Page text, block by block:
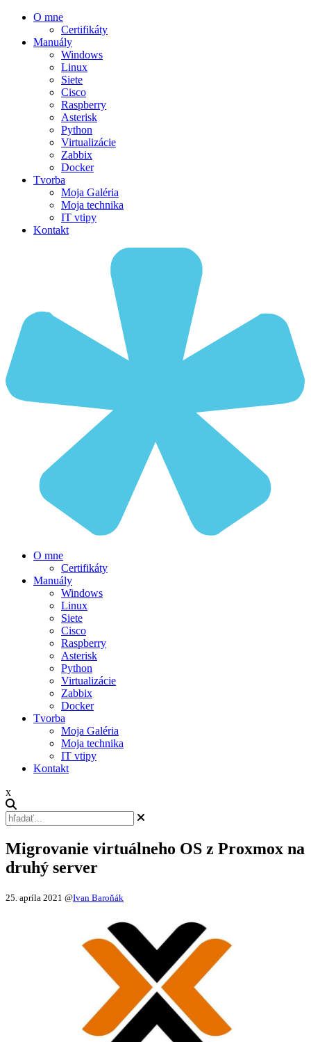
O mne
Certifikáty
Manuály
Windows
Linux
Siete
Cisco
Raspberry
Asterisk
Python
Virtualizácie
Zabbix
Docker
Tvorba
Moja Galéria
Moja technika
IT vtipy
Kontakt
O mne
Certifikáty
Manuály
Windows
Linux
Siete
Cisco
Raspberry
Asterisk
Python
Virtualizácie
Zabbix
Docker
Tvorba
Moja Galéria
Moja technika
IT vtipy
Kontakt
x
Migrovanie virtuálneho OS z Proxmox na
druhý server
25. apríla 2021 @Ivan Baroňák